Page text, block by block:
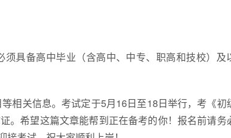
须具备高中毕业（含高中、中专、职高和技校）及
相关信息。考试定于5月16日至18日举行，考《初
。希望这篇文章能帮到正在备考的你！报名前请务